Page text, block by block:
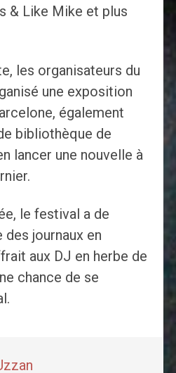
& Like Mike et plus
les organisateurs du
une exposition
également
bibliothèque de
lancer une nouvelle à
le festival a de
des journaux en
aux DJ en herbe de
chance de se